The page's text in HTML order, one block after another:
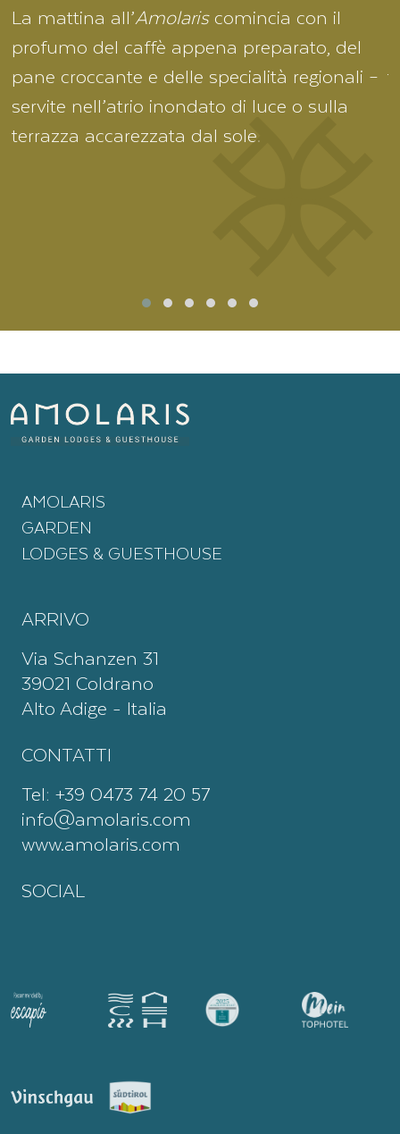
La mattina all’Amolariscomincia con il
profumo del caffè appena preparato, del
pane croccante e delle specialità regionali –
servite nell’atrio inondato di luce o sulla
terrazza accarezzata dal sole.
AMOLARIS
GARDEN
LODGES & GUESTHOUSE
ARRIVO
Via Schanzen 31
39021 Coldrano
Alto Adige - Italia
CONTATTI
Tel: +39 0473 74 20 57
info@amolaris.com
www.amolaris.com
SOCIAL